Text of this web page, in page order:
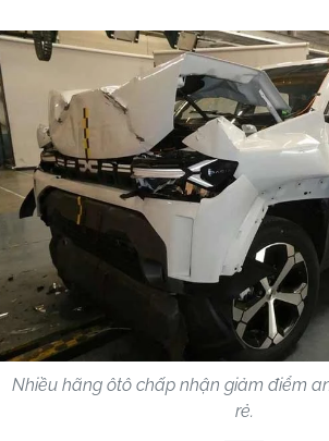
Nhiều hãng ôtô chấp nhận giảm điểm
rẻ.